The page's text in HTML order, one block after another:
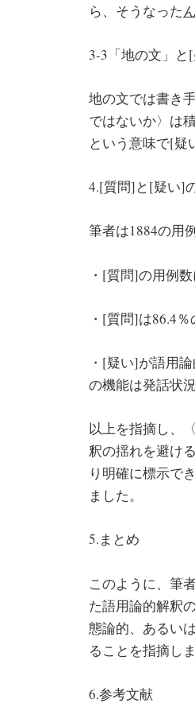
ら、そうなった
3-3「地の文」と
地の文では書き
ではないか〉は
という意味で[疑
4.[質問]と[疑い]
筆者は1884の用
・[質問]の用例
・[質問]は86.4
・[疑い]が語用
の機能は発話状
以上を指摘し、
釈の揺れを避け
り明確に標示で
ました。
5.まとめ
このように、筆
た語用論的解釈
態論的、あるい
ることを指摘しま
6.参考文献